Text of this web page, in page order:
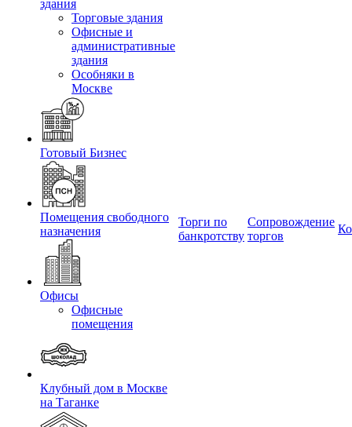
здания
Торговые здания
Офисные и
административные
здания
Особняки в
Москве
Готовый Бизнес
Помещения свободного
назначения
Офисы
Офисные
помещения
Клубный дом в Москве
на Таганке
Торги по
банкротству
Сопровождение
торгов